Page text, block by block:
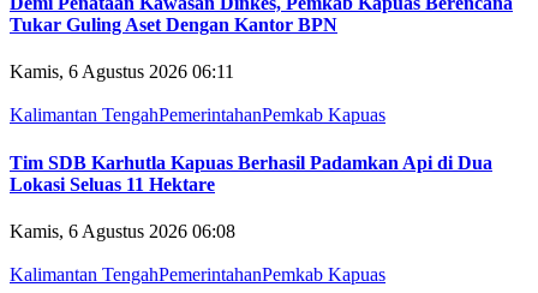
Tukar Guling Aset Dengan Kantor BPN
Kamis, 6 Agustus 2026 06:11
Kalimantan TengahPemerintahanPemkab Kapuas
Tim SDB Karhutla Kapuas Berhasil Padamkan Api di Dua
Lokasi Seluas 11 Hektare
Kamis, 6 Agustus 2026 06:08
Kalimantan TengahPemerintahanPemkab Kapuas